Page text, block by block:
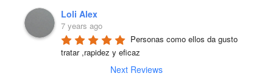
Loli Alex
7 years ago
Personas como ellos da gusto
tratar ,rapidez y eficaz
Next Reviews